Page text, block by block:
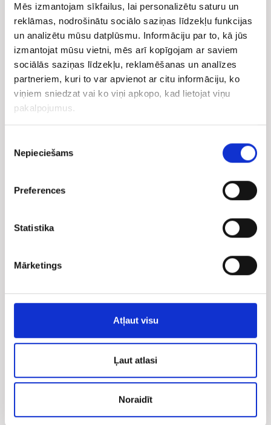
Mēs izmantojam sīkfailus, lai personalizētu saturu un
reklāmas, nodrošinātu sociālo saziņas līdzekļu funkcijas
un analizētu mūsu datplūsmu. Informāciju par to, kā jūs
izmantojat mūsu vietni, mēs arī kopīgojam ar saviem
sociālās saziņas līdzekļu, reklamēšanas un analīzes
partneriem, kuri to var apvienot ar citu informāciju, ko
viņiem sniedzat vai ko viņi apkopo, kad lietojat viņu
pakalpojumus.
izvēle
Nepieciešams
Preferences
Statistika
Mārketings
Atļaut visu
Ļaut atlasi
Noraidīt
Sīkfails Tips
CookieConsent HTTP
Path HTTP Saglabā
XSRF-TOKEN HTTP
Lapa
_ga_# Reģistrē unikālu